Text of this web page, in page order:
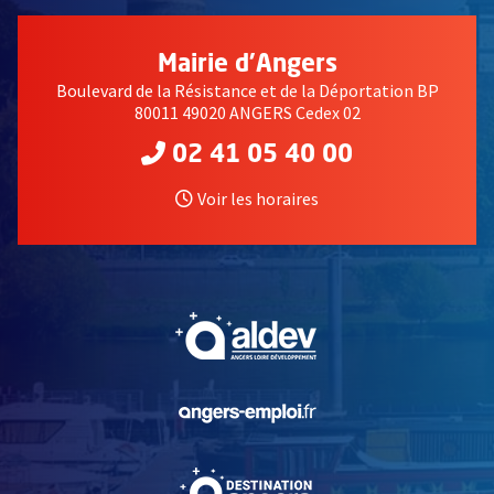
Mairie d'Angers
Boulevard de la Résistance et de la Déportation BP
80011 49020 ANGERS Cedex 02
02 41 05 40 00
Voir les horaires
, Ouvre une nouvelle